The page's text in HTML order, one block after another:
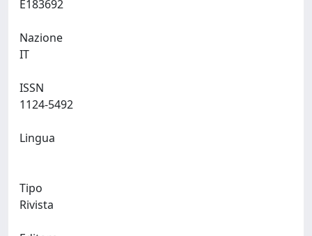
Nazione
ISSN
Lingua
Tipo
Rivista